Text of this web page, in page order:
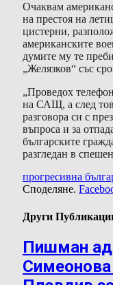
Очаквам
на престоя на
цистерни,
американските
думите му те
„Желязков“ със
„Проведох
на САЩ, а след
разговора си с
въпроса и за
българските
разгледан в
прогресивна
Споделяне.
Други
Пишман
Симеонова